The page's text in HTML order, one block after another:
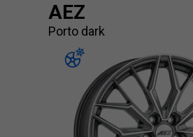
AEZ
Porto dark